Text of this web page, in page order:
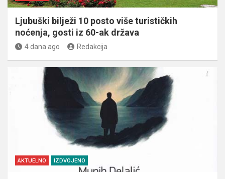
Ljubuški bilježi 10 posto više turističkih
noćenja, gosti iz 60-ak država
4 dana ago Redakcija
AKTUELNO IZDVOJENO